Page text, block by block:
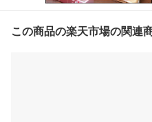
この商品の楽天市場の関連